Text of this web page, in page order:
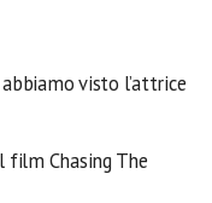
visto l’attrice
film Chasing The